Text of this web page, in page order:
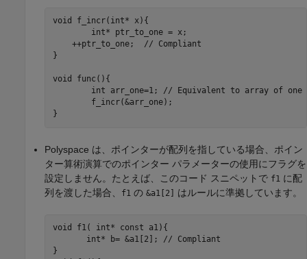
void f_incr(int* x){
    ++ptr_to_one;  // Compliant
}
void func(){
}
Polyspace は、ポインターが配列を指している場合、ポイン
ター算術演算でのポインター パラメーターの使用にフラグを
設定しません。たとえば、このコード スニペットで f1 に配
列を渡した場合、
f1 の &a1[2] はルールに準拠しています。
void f1( int* const a1){
       int* b= &a1[2]; // Compliant
}